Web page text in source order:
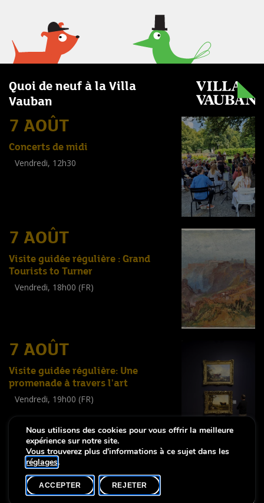
Quoi de neuf à la Villa
Vauban
7 AOÛT
Concerts de midi
Vendredi, 12h30
7 AOÛT
Visite guidée régulière : Grand
Tourists to Turner
Vendredi, 18h00 (FR)
7 AOÛT
Visite guidée régulière: Une
promenade à travers l'art
Vendredi, 19h00 (FR)
Tout public )
Notice légale-
Copyright © 2026, Lëtzebuerg City Museum. Tous droits réservés
Nous utilisons des cookies pour vous offrir la meilleure
expérience sur notre site.
Vous trouverez plus d'informations à ce sujet dans les
réglages.
ACCEPTER REJETER